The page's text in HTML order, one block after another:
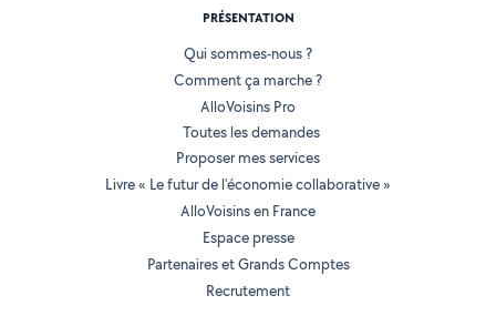
PRÉSENTATION
Qui sommes-nous ?
Comment ça marche ?
AlloVoisins Pro
Toutes les demandes
Proposer mes services
Livre « Le futur de l'économie collaborative »
AlloVoisins en France
Espace presse
Partenaires et Grands Comptes
Recrutement